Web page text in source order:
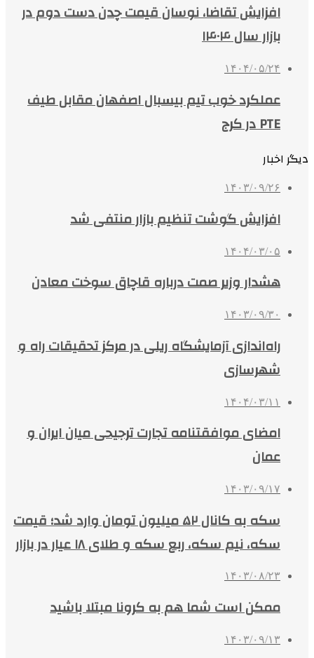
افزایش تقاضا، نوسان قیمت چدن دست دوم در
بازار سال ۱۴۰۴
۱۴۰۴/۰۵/۲۴
عملکرد خوب تیم بیسبال اصفهان مقابل طیف
PTE در کرج
دیگر اخبار
۱۴۰۳/۰۹/۲۶
افزایش گوشت تنظیم بازار منتفی شد
۱۴۰۴/۰۳/۰۵
هشدار وزیر صمت درباره قاچاق سوخت معادن
۱۴۰۳/۰۹/۳۰
راه‌اندازی آزمایشگاه ریلی در مرکز تحقیقات راه و
شهرسازی
۱۴۰۴/۰۳/۱۱
امضای موافقتنامه تجارت ترجیحی میان ایران و
عمان
۱۴۰۳/۰۹/۱۷
سکه به کانال ۵۲ میلیون تومان وارد شد؛ قیمت
سکه، نیم سکه، ربع سکه و طلای ۱۸ عیار در بازار
۱۴۰۳/۰۸/۲۳
ممکن است شما هم به کرونا مبتلا باشید
۱۴۰۳/۰۹/۱۳